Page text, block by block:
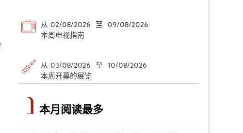
从 02/08/2026 至 09/08/2026
本周电视指南
从 03/08/2026 至 10/08/2026
本周开幕的展览
本月阅读最多